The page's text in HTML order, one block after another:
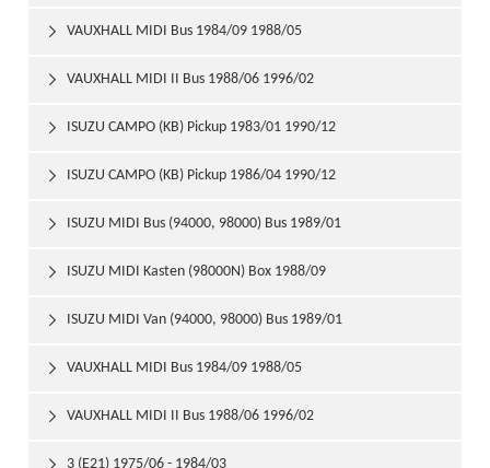
VAUXHALL MIDI Bus 1984/09 1988/05

VAUXHALL MIDI II Bus 1988/06 1996/02

ISUZU CAMPO (KB) Pickup 1983/01 1990/12

ISUZU CAMPO (KB) Pickup 1986/04 1990/12

ISUZU MIDI Bus (94000, 98000) Bus 1989/01

ISUZU MIDI Kasten (98000N) Box 1988/09

ISUZU MIDI Van (94000, 98000) Bus 1989/01

VAUXHALL MIDI Bus 1984/09 1988/05

VAUXHALL MIDI II Bus 1988/06 1996/02

3 (E21) 1975/06 - 1984/03
